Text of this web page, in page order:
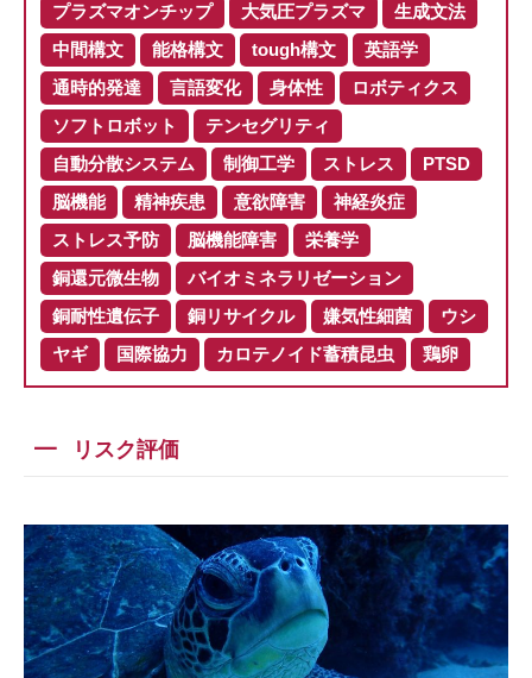
プラズマオンチップ
大気圧プラズマ
生成文法
中間構文
能格構文 tough構文
英語学
通時的発達
言語変化 身体性
ロボティクス
ソフトロボット
テンセグリティ
自動分散システム
制御工学 ストレス
PTSD
脳機能
精神疾患 意欲障害
神経炎症
ストレス予防
脳機能障害
栄養学
銅還元微生物
バイオミネラリゼーション
銅耐性遺伝子
銅リサイクル 嫌気性細菌
ウシ
ヤギ
国際協力 カロテノイド蓄積昆虫 鶏卵
リスク評価